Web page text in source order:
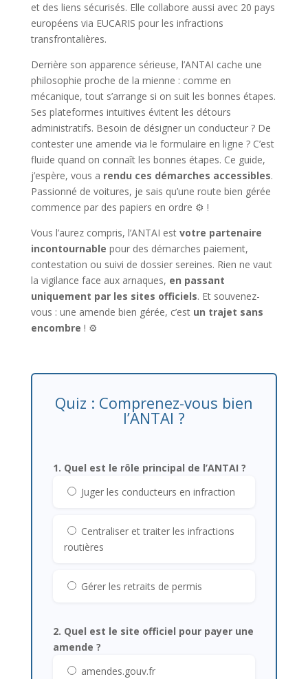
et des liens sécurisés. Elle collabore aussi avec 20 pays
européens via EUCARIS pour les infractions
transfrontalières.
Derrière son apparence sérieuse, l’ANTAI cache une
philosophie proche de la mienne : comme en
mécanique, tout s’arrange si on suit les bonnes étapes.
Ses plateformes intuitives évitent les détours
administratifs. Besoin de désigner un conducteur ? De
contester une amende via le formulaire en ligne ? C’est
fluide quand on connaît les bonnes étapes. Ce guide,
j’espère, vous a rendu ces démarches accessibles.
Passionné de voitures, je sais qu’une route bien gérée
commence par des papiers en ordre ⚙️ !
Vous l’aurez compris, l’ANTAI est votre partenaire
incontournable pour des démarches paiement,
contestation ou suivi de dossier sereines. Rien ne vaut
la vigilance face aux arnaques, en passant
uniquement par les sites officiels. Et souvenez-
vous : une amende bien gérée, c’est un trajet sans
encombre ! ⚙️
Quiz : Comprenez-vous bien
l’ANTAI ?
1. Quel est le rôle principal de l’ANTAI ?
Juger les conducteurs en infraction
Centraliser et traiter les infractions
routières
Gérer les retraits de permis
2. Quel est le site officiel pour payer une
amende ?
amendes.gouv.fr